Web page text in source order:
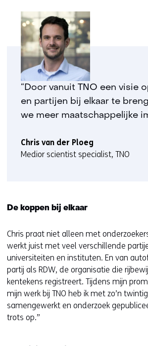
“Door vanuit TNO een visie
en partijen bij elkaar te
we meer maatschappelijke
Chris van der Ploeg
Medior scientist specialist, TNO
De koppen bij elkaar
Chris praat niet alleen met
werkt juist met veel verschillende
universiteiten en instituten. En van
partij als RDW, de organisatie die
kentekens registreert. Tijdens mijn
mijn werk bij TNO heb ik met zo’n
samengewerkt en onderzoek
trots op.”